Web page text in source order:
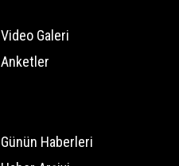
Video Galeri
Anketler
Günün Haberleri